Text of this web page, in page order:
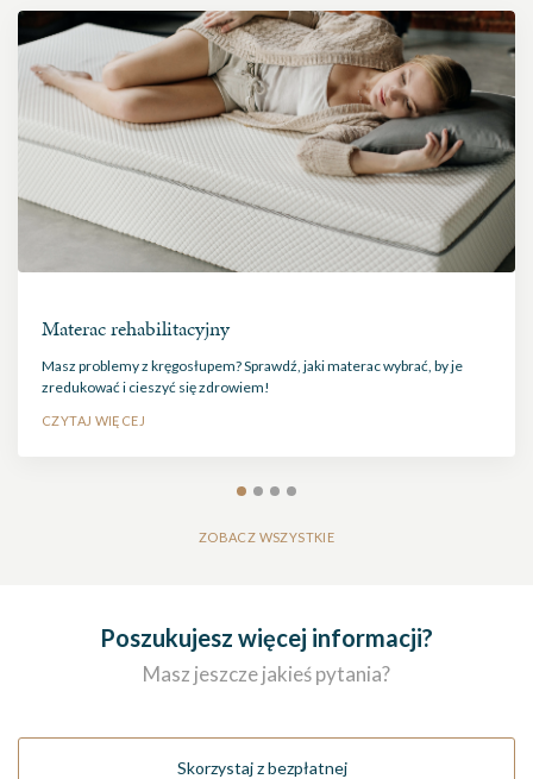
Materac rehabilitacyjny
Masz problemy z kręgosłupem? Sprawdź, jaki materac wybrać, by je
zredukować i cieszyć się zdrowiem!
CZYTAJ WIĘCEJ
ZOBACZ WSZYSTKIE
Poszukujesz więcej informacji?
Masz jeszcze jakieś pytania?
Skorzystaj z bezpłatnej